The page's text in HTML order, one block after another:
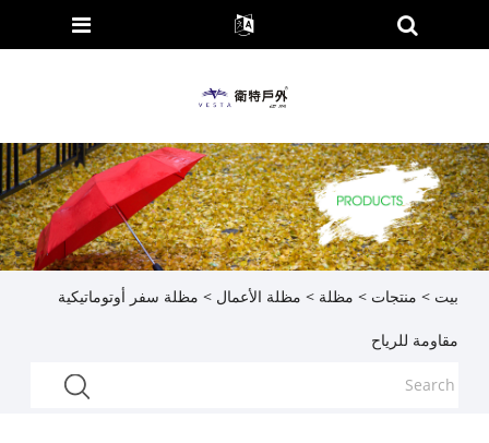
بيت > منتجات > مظلة > مظلة الأعمال > مظلة سفر أوتوماتيكية
مقاومة للرياح